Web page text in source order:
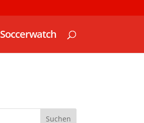
Soccerwatch